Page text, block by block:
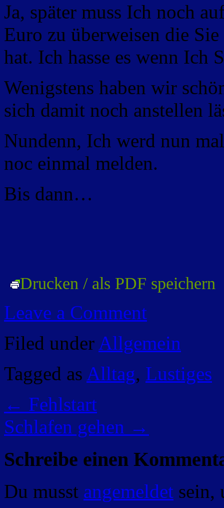
Ja, später muss Ich noch
Euro zu überweisen die
hat. Ich hasse es wenn Ich
Wenigstens haben wir
sich damit noch anstellen
Nundenn, Ich werd nun
noc einmal melden.
Bis dann…
Drucken / als PDF speichern
Leave a Comment
Filed under Allgemein
Tagged as Alltag, Lustiges
← Fehlstart
Schlafen gehen →
Schreibe einen
Du musst angemeldet sein,